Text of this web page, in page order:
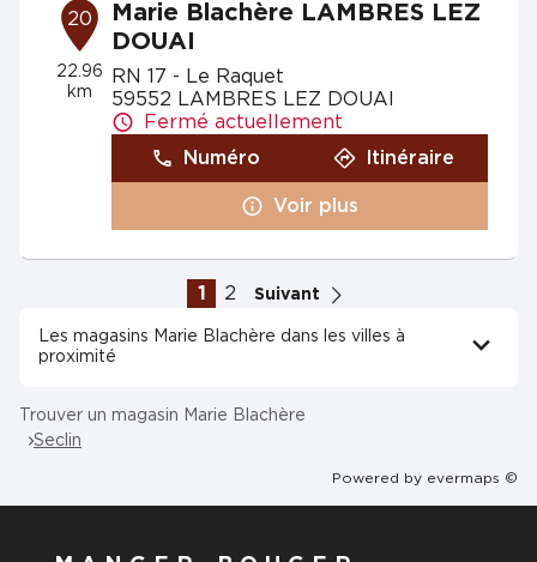
20
22.96
km
Marie Blachère LAMBRES LEZ
DOUAI
RN 17 - Le Raquet
59552 LAMBRES LEZ DOUAI
Fermé actuellement
Numéro
Itinéraire
Voir plus
1 2 Suivant
Les magasins Marie Blachère dans les villes à
proximité
Trouver un magasin Marie Blachère
Seclin
Powered by evermaps ©